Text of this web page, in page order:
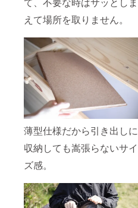
えて場所を取りません。
薄型仕様だから引き出しに
収納しても嵩張らないサイ
ズ感。